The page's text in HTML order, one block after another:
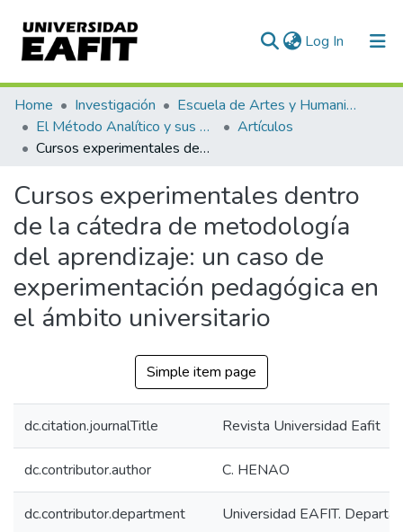
Log In (current)
Communities & Collections
All of DSpace
Home Investigación
Escuela de Artes y Humanidades
El Método Analítico y sus Aplicaciones en las Ciencias Sociales y Humanas (EAFIT - U de A)
Artículos
Cursos experimentales dentro de la cátedra de metodología del aprendizaje: un caso de experimentación pedagógica en el ámbito universitario
Cursos experimentales dentro
de la cátedra de metodología
del aprendizaje: un caso de
experimentación pedagógica en
el ámbito universitario
Simple item page
dc.citation.journalTitle Revista Universidad Eafit
dc.contributor.author C. HENAO
dc.contributor.department Universidad EAFIT.